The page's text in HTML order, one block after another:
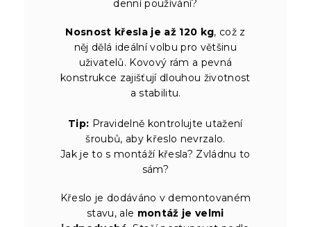
denní používání?
Nosnost křesla je až 120 kg, což z
něj dělá ideální volbu pro většinu
uživatelů. Kovový rám a pevná
konstrukce zajišťují dlouhou životnost
a stabilitu.
Tip: Pravidelně kontrolujte utažení
šroubů, aby křeslo nevrzalo.
Jak je to s montáží křesla? Zvládnu to
sám?
Křeslo je dodáváno v demontovaném
stavu, ale montáž je velmi